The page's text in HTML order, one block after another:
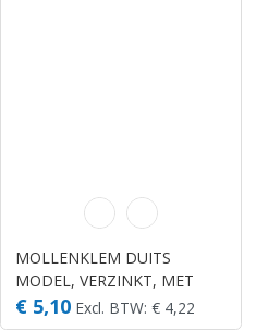
MOLLENKLEM DUITS
MODEL, VERZINKT, MET
PLAATJE.
€ 5,10 Excl. BTW: € 4,22